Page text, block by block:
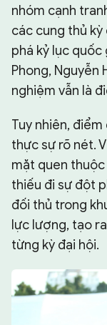
nhóm cạnh
các cung thủ
phá kỷ lục
Phong, Nguyễn
nghiệm vẫn là
Tuy nhiên,
thực sự rõ nét.
mặt quen
thiếu đi sự đột
đối thủ trong
lực lượng, tạo
từng kỳ đại hội.